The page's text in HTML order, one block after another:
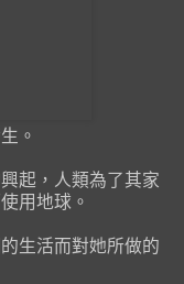
。
起，人類為了其家
用地球。
生活而對她所做的